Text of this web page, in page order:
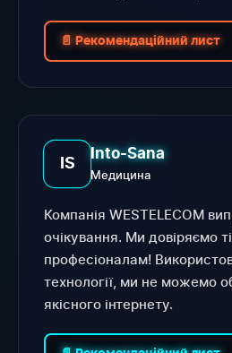
📄 Рекомендаційний лист
IS
Into-Sana
Медицина
Компанія WESTELECOM
очікування. Ми довіряємо
професіоналам!
технології, ми не можемо
якісного інтернету.